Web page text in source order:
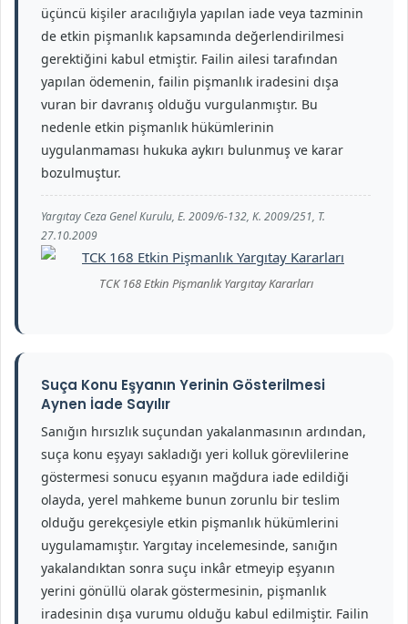
üçüncü kişiler aracılığıyla yapılan iade veya tazminin
de etkin pişmanlık kapsamında değerlendirilmesi
gerektiğini kabul etmiştir. Failin ailesi tarafından
yapılan ödemenin, failin pişmanlık iradesini dışa
vuran bir davranış olduğu vurgulanmıştır. Bu
nedenle etkin pişmanlık hükümlerinin
uygulanmaması hukuka aykırı bulunmuş ve karar
bozulmuştur.
Yargıtay Ceza Genel Kurulu, E. 2009/6-132, K. 2009/251, T.
27.10.2009
TCK 168 Etkin Pişmanlık Yargıtay Kararları
Suça Konu Eşyanın Yerinin Gösterilmesi
Aynen İade Sayılır
Sanığın hırsızlık suçundan yakalanmasının ardından,
suça konu eşyayı sakladığı yeri kolluk görevlilerine
göstermesi sonucu eşyanın mağdura iade edildiği
olayda, yerel mahkeme bunun zorunlu bir teslim
olduğu gerekçesiyle etkin pişmanlık hükümlerini
uygulamamıştır. Yargıtay incelemesinde, sanığın
yakalandıktan sonra suçu inkâr etmeyip eşyanın
yerini gönüllü olarak göstermesinin, pişmanlık
iradesinin dışa vurumu olduğu kabul edilmiştir. Failin